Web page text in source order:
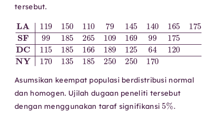
tersebut.
LA119 150 11079 145140165 175 SF99185265 109
169 99175 DC115 185 166189 125 64 120 NY170
185 250250170
Asumsikan keempat populasi berdistribusi normal
dan homogen. Ujilah dugaan peneliti tersebut
dengan menggunakan taraf signifikansi
5%